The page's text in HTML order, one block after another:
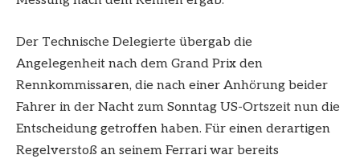
Der Technische Delegierte übergab die
Angelegenheit nach dem Grand Prix den
Rennkommissaren, die nach einer Anhörung beider
Fahrer in der Nacht zum Sonntag US-Ortszeit nun die
Entscheidung getroffen haben. Für einen derartigen
Regelverstoß an seinem Ferrari war bereits